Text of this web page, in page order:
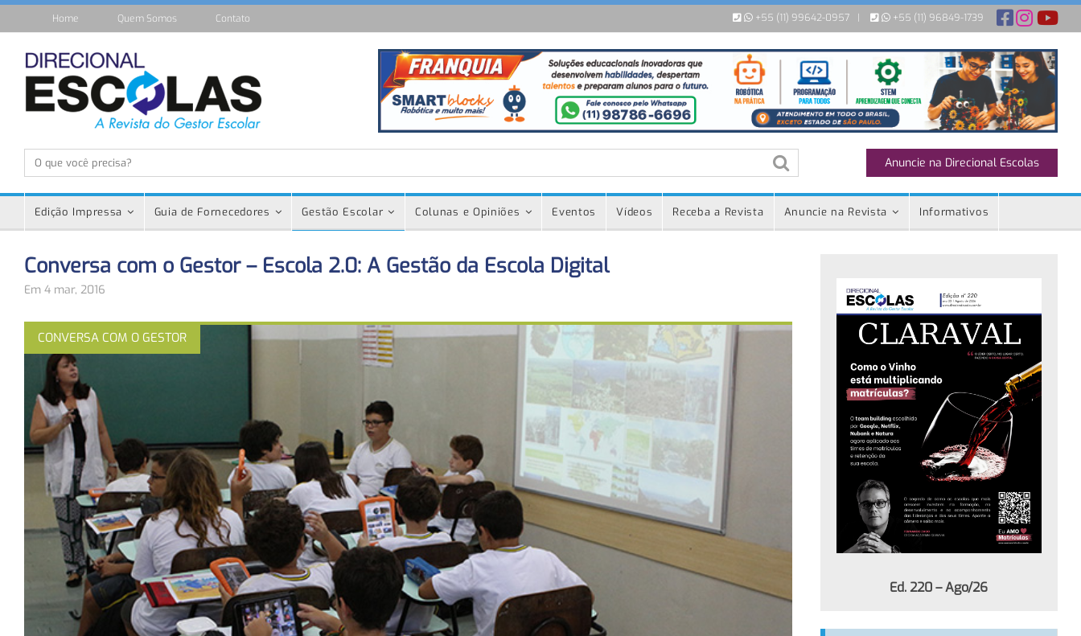
+55 (11) 99642-0957 | +55 (11) 96849-1739
Home Quem Somos Contato
Anuncie na Direcional Escolas
Edição Impressa Guia de Fornecedores Gestão Escolar Colunas e Opiniões Eventos Vídeos Receba a Revista Anuncie na Revista Informativos
Conversa com o Gestor – Escola 2.0: A Gestão da Escola Digital
Em 4 mar, 2016
CONVERSA COM O GESTOR
Ed. 220 – Ago/26